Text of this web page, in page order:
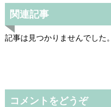
関連記事
記事は見つかりませんでした。
コメントをどうぞ